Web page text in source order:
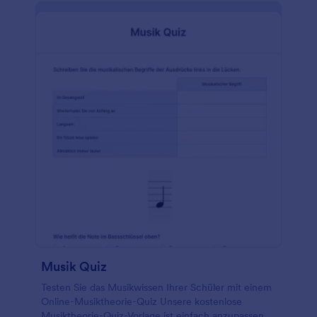
können Sie Ihr Vokabel-Quiz mühelos an die
Formularfeldern weitere Fragen zu Ihrer Vorlage
hinzu - ganz ohne Programmierkenntnisse! Sie
mit der Jotform Vorlage Vokabel-Quiz können Sie
sich auf die Verbesserung der Sprachkenntnisse
Musik Quiz
Testen Sie das Musikwissen Ihrer Schüler mit einem
Online-Musiktheorie-Quiz Unsere kostenlose